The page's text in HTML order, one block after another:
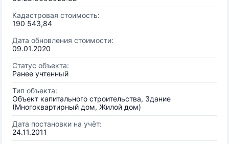
Кадастровая стоимость:
190 543,84
Дата обновления стоимости:
09.01.2020
Статус объекта:
Ранее учтенный
Тип объекта:
Объект капитального строительства, Здание
(Многоквартирный дом, Жилой дом)
Дата постановки на учёт:
24.11.2011